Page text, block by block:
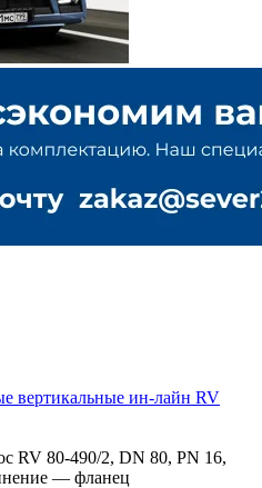
вертикальные ин-лайн RV
RV 80-490/2, DN 80, PN 16,
— фланец